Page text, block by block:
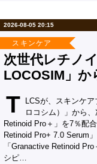
2026-08-05 20:15
スキンケア
次世代レチノ
LOCOSIM」か
T
LCSが、スキンケ
ロコシム）」から
Retinoid Pro＋」を7％配
Retinoid Pro+ 7.0 Serum
「Granactive Retinoid
シピ…